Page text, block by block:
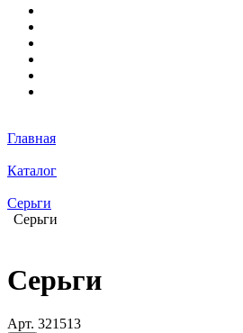
Главная
Каталог
Серьги
Серьги
Серьги
Арт. 321513